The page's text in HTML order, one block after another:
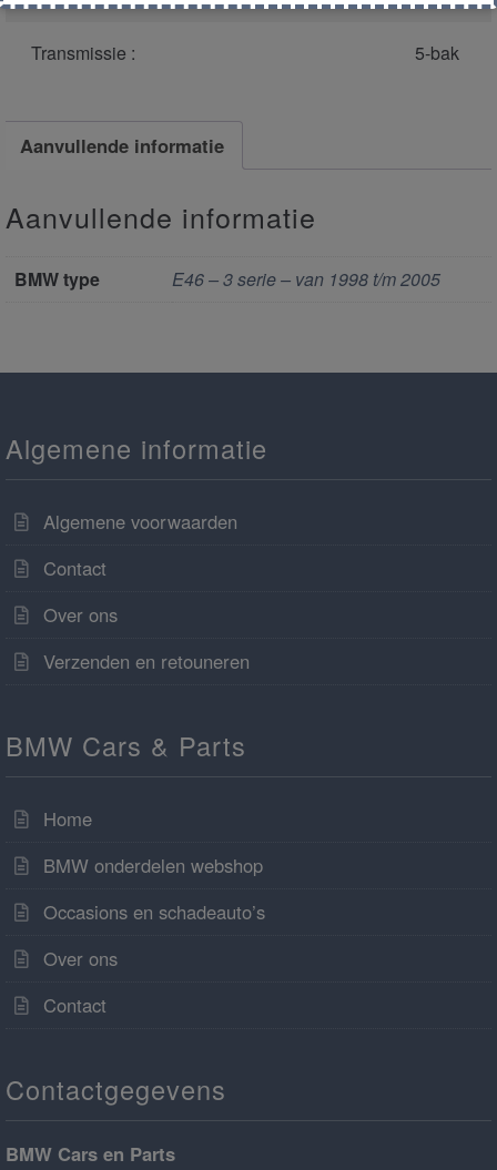
Transmissie : 5-bak
Aanvullende informatie
Aanvullende informatie
BMW type E46 – 3 serie – van 1998 t/m 2005
Algemene informatie
Algemene voorwaarden
Contact
Over ons
Verzenden en retouneren
BMW Cars & Parts
Home
BMW onderdelen webshop
Occasions en schadeauto’s
Over ons
Contact
Contactgegevens
BMW Cars en Parts